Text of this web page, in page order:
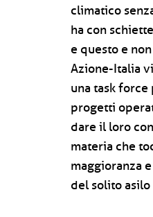
climatico
ha con
e questo e
Azione-Italia
una task
progetti
dare il loro
materia che
maggioranza
del solito